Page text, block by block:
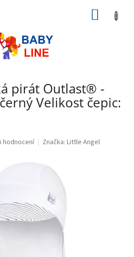
pirát Outlast® -
Velikost čepic:
hodnocení Značka: Little Angel